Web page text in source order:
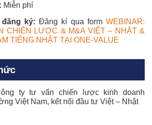
Miễn phí
ký: Đăng kí qua formWEBINAR:
CHIẾN LƯỢC & M&A VIỆT – NHẬT &
TIẾNG NHẬT TẠI ONE-VALUE
ty tư vấn chiến lược kinh doanh
Việt Nam, kết nối đầu tư Việt – Nhật